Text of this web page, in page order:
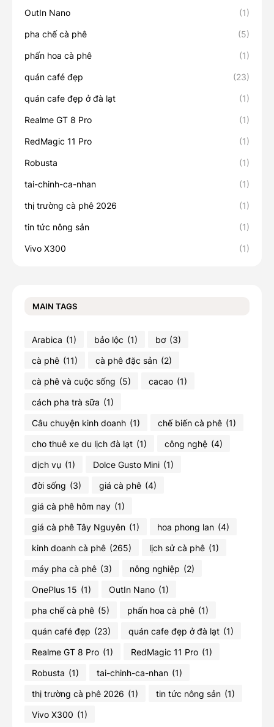
OutIn Nano (1)
pha chế cà phê (5)
phấn hoa cà phê (1)
quán café đẹp (23)
quán cafe đẹp ở đà lạt (1)
Realme GT 8 Pro (1)
RedMagic 11 Pro (1)
Robusta (1)
tai-chinh-ca-nhan (1)
thị trường cà phê 2026 (1)
tin tức nông sản (1)
Vivo X300 (1)
MAIN TAGS
Arabica (1) bảo lộc (1) bơ (3)
cà phê (11) cà phê đặc sản (2)
cà phê và cuộc sống (5) cacao (1)
cách pha trà sữa (1)
Câu chuyện kinh doanh (1) chế biến cà phê (1)
cho thuê xe du lịch đà lạt (1) công nghệ (4)
dịch vụ (1) Dolce Gusto Mini (1)
đời sống (3) giá cà phê (4)
giá cà phê hôm nay (1)
giá cà phê Tây Nguyên (1) hoa phong lan (4)
kinh doanh cà phê (265) lịch sử cà phê (1)
máy pha cà phê (3) nông nghiệp (2)
OnePlus 15 (1) OutIn Nano (1)
pha chế cà phê (5) phấn hoa cà phê (1)
quán café đẹp (23) quán cafe đẹp ở đà lạt (1)
Realme GT 8 Pro (1) RedMagic 11 Pro (1)
Robusta (1) tai-chinh-ca-nhan (1)
thị trường cà phê 2026 (1) tin tức nông sản (1)
Vivo X300 (1)